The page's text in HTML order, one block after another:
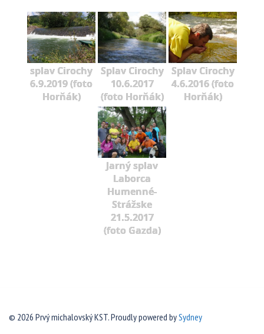
splav Cirochy
6.9.2019 (foto
Horňák)
Splav Cirochy
10.6.2017
(foto Horňák)
Splav Cirochy
4.6.2016 (foto
Horňák)
Jarný splav
Laborca
Humenné-
Strážske
21.5.2017
(foto Gazda)
© 2026 Prvý michalovský KST. Proudly powered bySydney